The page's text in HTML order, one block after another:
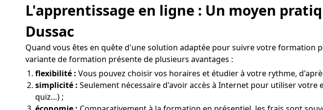
L'apprentissage en ligne : Un moyen
Dussac
Quand vous êtes en quête d'une solution adaptée pour suivre votre formation
variante de formation présente de plusieurs avantages :
flexibilité : Vous pouvez choisir vos horaires et étudier à votre rythme,
simplicité : Seulement nécessaire d'avoir accès à Internet pour utiliser
quiz…) ;